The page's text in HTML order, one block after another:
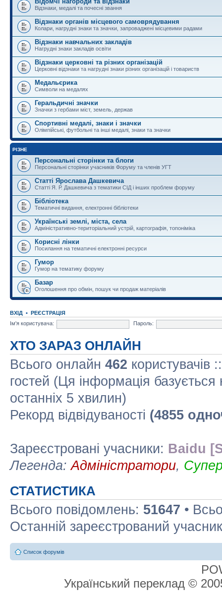
Відзнаки, медалі та почесні звання
Відзнаки органів місцевого самоврядування
Колари, нагрудні знаки та значки, запроваджені місцевими радами
Відзнаки навчальних закладів
Нагрудні знаки закладів освіти
Відзнаки церковні та різних організацій
Церковні відзнаки та нагрудні знаки різних організацій і товариств
Медальєрика
Символи на медалях
Геральдичні значки
Значки з гербами міст, земель, держав
Спортивні медалі, знаки і значки
Олімпійські, футбольні та інші медалі, знаки та значки
РІЗНЕ
Персональні сторінки та блоги
Персональні сторінки учасників Форуму та членів УГТ
Статті Ярослава Дашкевича
Статті Я. Р. Дашкевича з тематики СІД і інших проблем форуму
Бібліотека
Тематичні видання, електронні бібліотеки
Українські землі, міста, села
Адміністративно-територіальний устрій, картографія, топоніміка
Корисні лінки
Посилання на тематичні електронні ресурси
Гумор
Гумор на тематику форуму
Базар
Оголошення про обмін, пошук чи продаж матеріалів
ВХІД • РЕЄСТРАЦІЯ
Ім'я користувача:
Пароль:
ХТО ЗАРАЗ ОНЛАЙН
Всього онлайн 462 користувачів
гостей (Ця інформація базується
останніх 5 хвилин)
Рекорд відвідуваності (4855
Зареєстровані учасники: Baidu
Легенда:Адміністратори,
СТАТИСТИКА
Всього повідомлень: 51647 •
Останній зареєстрований
Список форумів
Український переклад ©